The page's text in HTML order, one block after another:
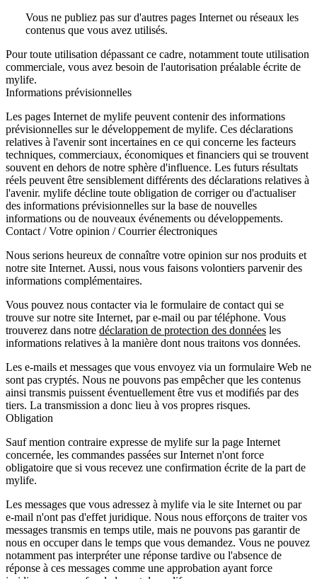
Vous ne publiez pas sur d'autres pages Internet ou réseaux les
contenus que vous avez utilisés.
Pour toute utilisation dépassant ce cadre, notamment toute utilisation
commerciale, vous avez besoin de l'autorisation préalable écrite de
mylife.
Informations prévisionnelles
Les pages Internet de mylife peuvent contenir des informations
prévisionnelles sur le développement de mylife. Ces déclarations
relatives à l'avenir sont incertaines en ce qui concerne les facteurs
techniques, commerciaux, économiques et financiers qui se trouvent
souvent en dehors de notre sphère d'influence. Les futurs résultats
réels peuvent être sensiblement différents des déclarations relatives à
l'avenir. mylife décline toute obligation de corriger ou d'actualiser
des informations prévisionnelles sur la base de nouvelles
informations ou de nouveaux événements ou développements.
Contact / Votre opinion / Courrier électroniques
Nous serions heureux de connaître votre opinion sur nos produits et
notre site Internet. Aussi, nous vous faisons volontiers parvenir des
informations complémentaires.
Vous pouvez nous contacter via le formulaire de contact qui se
trouve sur notre site Internet, par e-mail ou par téléphone. Vous
trouverez dans notre déclaration de protection des données les
informations relatives à la manière dont nous traitons vos données.
Les e-mails et messages que vous envoyez via un formulaire Web ne
sont pas cryptés. Nous ne pouvons pas empêcher que les contenus
ainsi transmis puissent éventuellement être vus et modifiés par des
tiers. La transmission a donc lieu à vos propres risques.
Obligation
Sauf mention contraire expresse de mylife sur la page Internet
concernée, les commandes passées sur Internet n'ont force
obligatoire que si vous recevez une confirmation écrite de la part de
mylife.
Les messages que vous adressez à mylife via le site Internet ou par
e-mail n'ont pas d'effet juridique. Nous nous efforçons de traiter vos
messages transmis en temps utile, mais ne pouvons pas garantir de
nous en occuper dans le temps que vous demandez. Vous ne pouvez
notamment pas interpréter une réponse tardive ou l'absence de
réponse à ces messages comme une approbation ayant force